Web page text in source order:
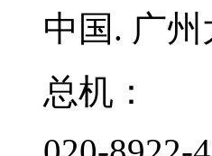
中国. 广
总机：